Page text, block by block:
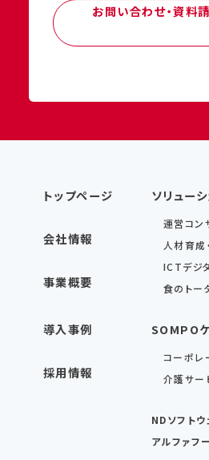
お問い合わせ・資料
トップページ
会社情報
事業概要
ソリュー
運営コン
人材育成
ICTデジ
食のトー
導入事例
採用情報
SOMPO
コーポレ
介護サー
NDソフト
アルファフ